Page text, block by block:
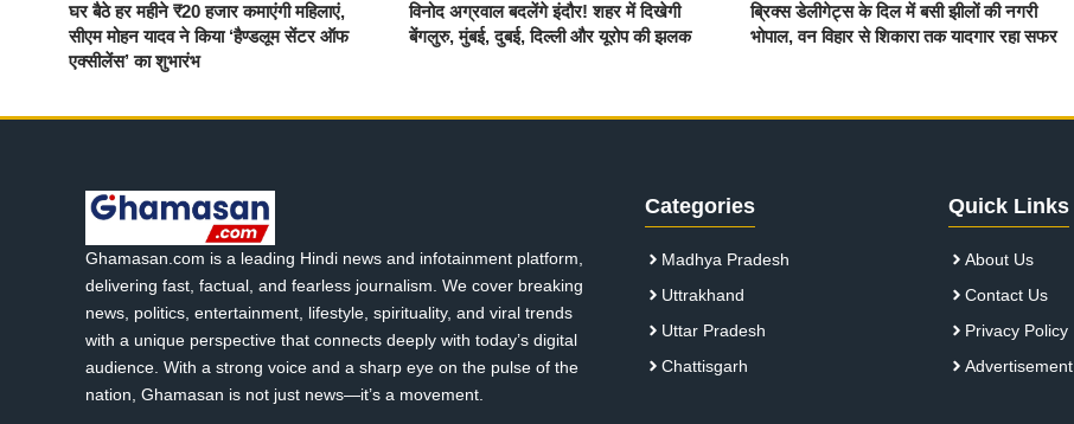
घर बैठे हर महीने ₹20 हजार कमाएंगी महिलाएं,
सीएम मोहन यादव ने किया ‘हैण्डलूम सेंटर ऑफ
एक्सीलेंस’ का शुभारंभ
विनोद अग्रवाल बदलेंगे इंदौर! शहर में दिखेगी
बेंगलुरु, मुंबई, दुबई, दिल्ली और यूरोप की झलक
ब्रिक्स डेलीगेट्स के दिल में बसी झीलों की नगरी
भोपाल, वन विहार से शिकारा तक यादगार रहा सफर
Ghamasan.com is a leading Hindi news and infotainment platform,
delivering fast, factual, and fearless journalism. We cover breaking
news, politics, entertainment, lifestyle, spirituality, and viral trends
with a unique perspective that connects deeply with today’s digital
audience. With a strong voice and a sharp eye on the pulse of the
nation, Ghamasan is not just news—it’s a movement.
Categories
Madhya Pradesh
Uttrakhand
Uttar Pradesh
Chattisgarh
Quick Links
About Us
Contact Us
Privacy Policy
Advertisement